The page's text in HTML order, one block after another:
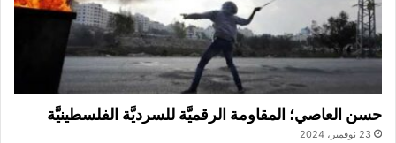
حسن العاصي؛ المقاومة الرقميَّة للسرديَّة الفلسطينيَّة
23 نوفمبر، 2024